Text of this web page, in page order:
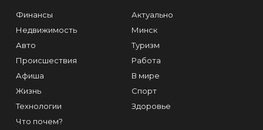
Финансы
Недвижимость
Авто
Происшествия
Афиша
Жизнь
Технологии
Что почем?
Актуально
Минск
Туризм
Работа
В мире
Спорт
Здоровье